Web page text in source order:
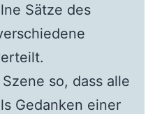
Sätze des
so, dass alle
Gedanken einer